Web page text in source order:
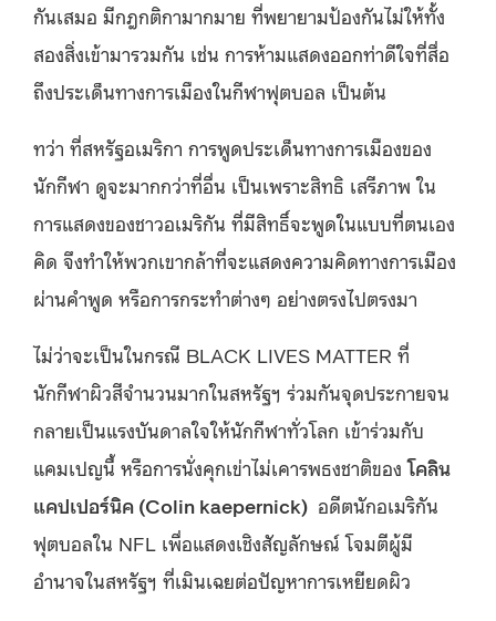
กันเสมอ มีกฎกติกามากมาย ที่พยายามป้องกันไม่ให้ทั้ง
สองสิ่งเข้ามารวมกัน เช่น การห้ามแสดงออกท่าดีใจที่สื่อ
ถึงประเด็นทางการเมืองในกีฬาฟุตบอล เป็นต้น
ทว่า ที่สหรัฐอเมริกา การพูดประเด็นทางการเมืองของ
นักกีฬา ดูจะมากกว่าที่อื่น เป็นเพราะสิทธิ เสรีภาพ ใน
การแสดงของชาวอเมริกัน ที่มีสิทธิ์จะพูดในแบบที่ตนเอง
คิด จึงทำให้พวกเขากล้าที่จะแสดงความคิดทางการเมือง
ผ่านคำพูด หรือการกระทำต่างๆ อย่างตรงไปตรงมา
ไม่ว่าจะเป็นในกรณี BLACK LIVES MATTER ที่
นักกีฬาผิวสีจำนวนมากในสหรัฐฯ ร่วมกันจุดประกายจน
กลายเป็นแรงบันดาลใจให้นักกีฬาทั่วโลก เข้าร่วมกับ
แคมเปญนี้ หรือการนั่งคุกเข่าไม่เคารพธงชาติของโคลิน
แคปเปอร์นิค (Colin kaepernick) อดีตนักอเมริกัน
ฟุตบอลใน NFL เพื่อแสดงเชิงสัญลักษณ์ โจมตีผู้มี
อำนาจในสหรัฐฯ ที่เมินเฉยต่อปัญหาการเหยียดผิว